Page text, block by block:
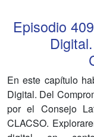
Episodio 409
En este capítulo
Digital. Del
por el Consejo
CLACSO.